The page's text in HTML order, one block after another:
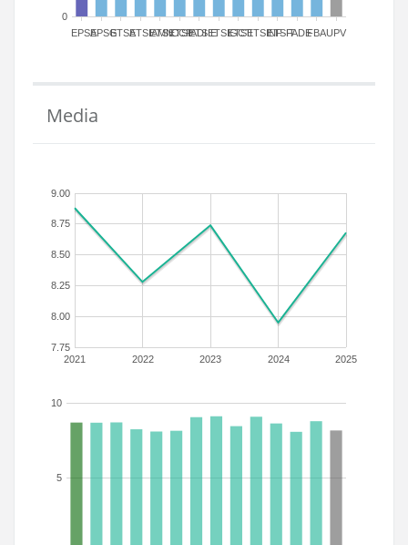
EPSAEPSGETSAETSIAMN
ETSICCP
ETSIADI
ETSIEETSIGCT
ETSIIETSINFETSITFADEFBAUPV
0
Media
2021 2022 2023 2024 2025
7.75
8.00
8.25
8.50
8.75
9.00
5
10